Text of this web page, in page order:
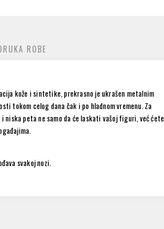
ROBE
kože i sintetike, prekrasno je ukrašen metalnim
tokom celog dana čak i po hladnom vremenu. Za
niska peta ne samo da će laskati vašoj figuri, već ćete
svakoj nozi.